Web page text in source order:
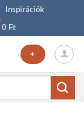
Inspirációk
0 Ft
+